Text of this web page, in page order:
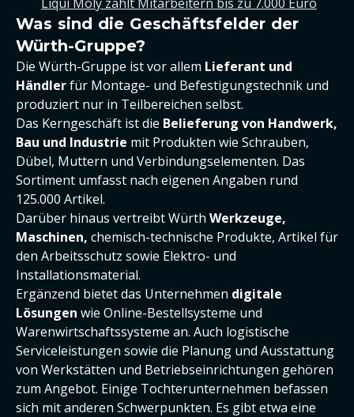
Was sind die Geschäftsfelder der
Würth-Gruppe?
Die Würth-Gruppe ist vor allem Lieferant und
Händlerfür Montage- und Befestigungstechnik und
produziert nur in Teilbereichen selbst.
Das Kerngeschäft ist die Belieferung von Handwerk,
Bau und Industrie mit Produkten wie Schrauben,
Dübel, Muttern und Verbindungselementen. Das
Sortiment umfasst nach eigenen Angaben rund
125.000 Artikel.
Darüber hinaus vertreibt Würth Werkzeuge,
Maschinen, chemisch-technische Produkte, Artikel für
den Arbeitsschutz sowie Elektro- und
Installationsmaterial.
Ergänzend bietet das Unternehmen digitale
Lösungen wie Online-Bestellsysteme und
Warenwirtschaftssysteme an. Auch logistische
Serviceleistungen sowie die Planung und Ausstattung
von Werkstätten und Betriebseinrichtungen gehören
zum Angebot. Einige Tochterunternehmen befassen
sich mit anderen Schwerpunkten. Es gibt etwa eine